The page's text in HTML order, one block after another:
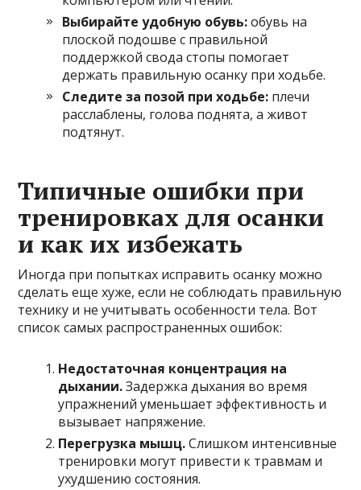
Выбирайте удобную обувь:обувь на
плоской подошве с правильной
поддержкой свода стопы помогает
держать правильную осанку при ходьбе.
Следите за позой при ходьбе: плечи
расслаблены, голова поднята, а живот
подтянут.
Типичные ошибки при
тренировках для осанки
и как их избежать
Иногда при попытках исправить осанку можно
сделать еще хуже, если не соблюдать правильную
технику и не учитывать особенности тела. Вот
список самых распространенных ошибок:
Недостаточная концентрация на
дыхании.Задержка дыхания во время
упражнений уменьшает эффективность и
вызывает напряжение.
Перегрузка мышц.Слишком интенсивные
тренировки могут привести к травмам и
ухудшению состояния.